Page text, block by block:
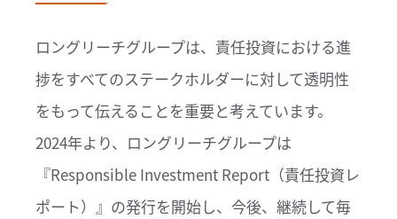
ロングリーチグループは、責任投資における進
捗をすべてのステークホルダーに対して透明性
をもって伝えることを重要と考えています。
2024年より、ロングリーチグループは
『Responsible Investment Report（責任投資レ
ポート）』の発行を開始し、今後、継続して毎